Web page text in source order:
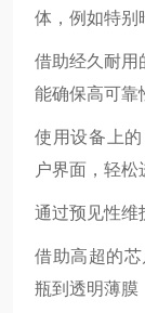
体，例如特别
借助经久耐用
能确保高可靠
使用设备上
户界面，轻松
通过预见性维
借助高超的
瓶到透明薄膜